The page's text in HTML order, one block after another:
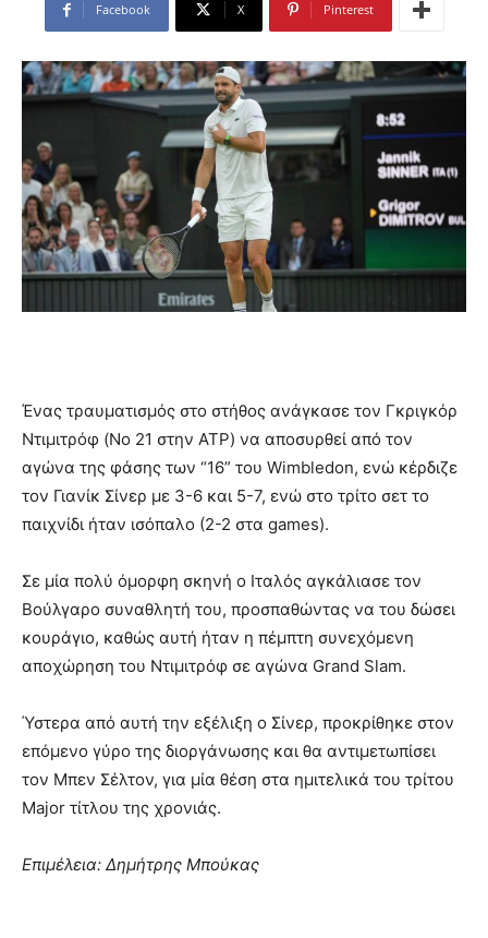
Facebook X Pinterest
Ένας τραυματισμός στο στήθος ανάγκασε τον Γκριγκόρ
Ντιμιτρόφ (No 21 στην ATP) να αποσυρθεί από τον
αγώνα της φάσης των “16” του Wimbledon, ενώ κέρδιζε
τον Γιανίκ Σίνερ με 3-6 και 5-7, ενώ στο τρίτο σετ το
παιχνίδι ήταν ισόπαλο (2-2 στα games).
Σε μία πολύ όμορφη σκηνή ο Ιταλός αγκάλιασε τον
Βούλγαρο συναθλητή του, προσπαθώντας να του δώσει
κουράγιο, καθώς αυτή ήταν η πέμπτη συνεχόμενη
αποχώρηση του Ντιμιτρόφ σε αγώνα Grand Slam.
Ύστερα από αυτή την εξέλιξη ο Σίνερ, προκρίθηκε στον
επόμενο γύρο της διοργάνωσης και θα αντιμετωπίσει
τον Μπεν Σέλτον, για μία θέση στα ημιτελικά του τρίτου
Major τίτλου της χρονιάς.
Επιμέλεια: Δημήτρης Μπούκας